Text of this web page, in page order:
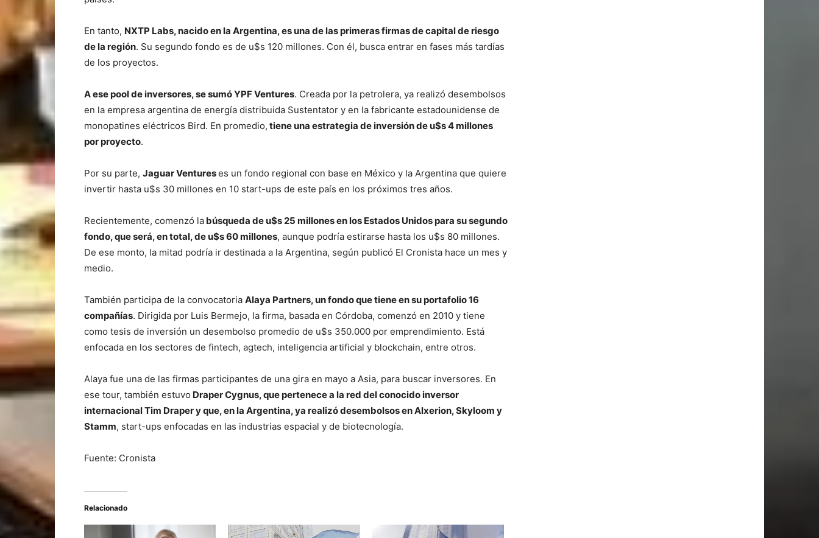
En tanto, NXTP Labs, nacido en la Argentina, es una de las primeras firmas de capital de riesgo
de la región. Su segundo fondo es de u$s 120 millones. Con él, busca entrar en fases más tardías
de los proyectos.
A ese pool de inversores, se sumó YPF Ventures. Creada por la petrolera, ya realizó desembolsos
en la empresa argentina de energía distribuida Sustentator y en la fabricante estadounidense de
monopatines eléctricos Bird. En promedio, tiene una estrategia de inversión de u$s 4 millones
por proyecto.
Por su parte, Jaguar Ventureses un fondo regional con base en México y la Argentina que quiere
invertir hasta u$s 30 millones en 10 start-ups de este país en los próximos tres años.
Recientemente, comenzó la búsqueda de u$s 25 millones en los Estados Unidos para su segundo
fondo, que será, en total, de u$s 60 millones, aunque podría estirarse hasta los u$s 80 millones.
De ese monto, la mitad podría ir destinada a la Argentina, según publicó El Cronista hace un mes y
medio.
También participa de la convocatoria Alaya Partners, un fondo que tiene en su portafolio 16
compañías. Dirigida por Luis Bermejo, la firma, basada en Córdoba, comenzó en 2010 y tiene
como tesis de inversión un desembolso promedio de u$s 350.000 por emprendimiento. Está
enfocada en los sectores de fintech, agtech, inteligencia artificial y blockchain, entre otros.
Alaya fue una de las firmas participantes de una gira en mayo a Asia, para buscar inversores. En
ese tour, también estuvo Draper Cygnus, que pertenece a la red del conocido inversor
internacional Tim Draper y que, en la Argentina, ya realizó desembolsos en Alxerion, Skyloom y
Stamm, start-ups enfocadas en las industrias espacial y de biotecnología.
Fuente: Cronista
Relacionado